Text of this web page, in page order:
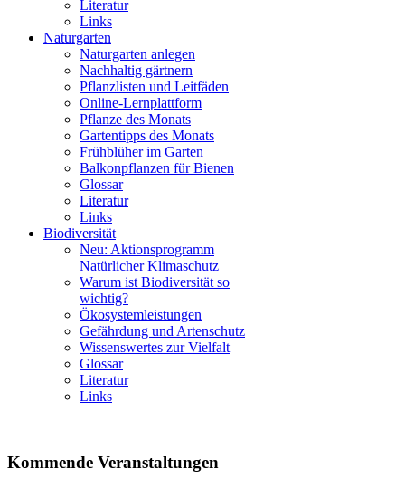
Literatur
Links
Naturgarten
Naturgarten anlegen
Nachhaltig gärtnern
Pflanzlisten und Leitfäden
Online-Lernplattform
Pflanze des Monats
Gartentipps des Monats
Frühblüher im Garten
Balkonpflanzen für Bienen
Glossar
Literatur
Links
Biodiversität
Neu: Aktionsprogramm
Natürlicher Klimaschutz
Warum ist Biodiversität so
wichtig?
Ökosystemleistungen
Gefährdung und Artenschutz
Wissenswertes zur Vielfalt
Glossar
Literatur
Links
Kommende Veranstaltungen